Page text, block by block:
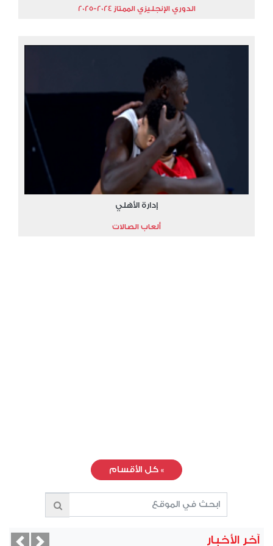
الدوري الإنجليزي الممتاز 2024-2025
إدارة الأهلي
ألعاب الصالات
» كل الأقسام
آخر الأخبار